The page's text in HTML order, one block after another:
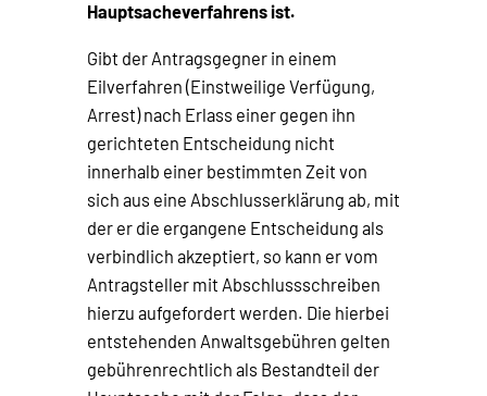
Hauptsacheverfahrens ist.
Gibt der Antragsgegner in einem
Eilverfahren (Einstweilige Verfügung,
Arrest) nach Erlass einer gegen ihn
gerichteten Entscheidung nicht
innerhalb einer bestimmten Zeit von
sich aus eine Abschlusserklärung ab, mit
der er die ergangene Entscheidung als
verbindlich akzeptiert, so kann er vom
Antragsteller mit Abschlussschreiben
hierzu aufgefordert werden. Die hierbei
entstehenden Anwaltsgebühren gelten
gebührenrechtlich als Bestandteil der